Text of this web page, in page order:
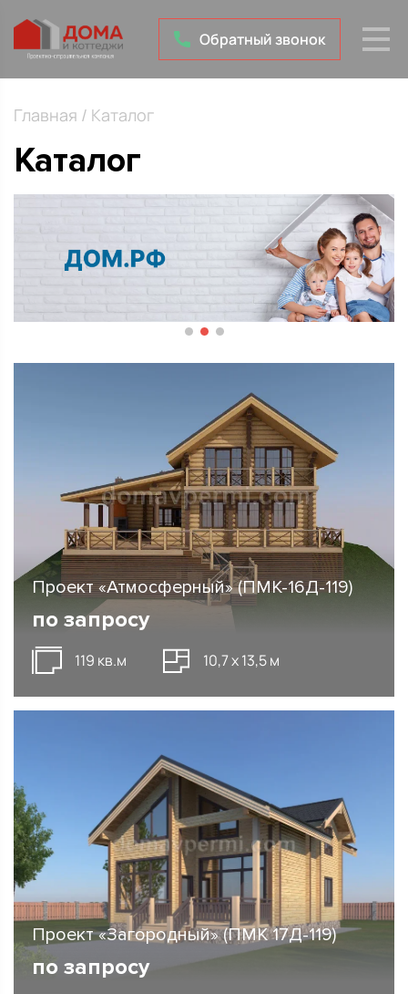
Обратный звонок
Главная / Каталог
Каталог
Проект «Атмосферный» (ПМК-16Д-119)
по запросу
119 кв.м 10,7 х 13,5 м
Проект «Загородный» (ПМК 17Д-119)
по запросу